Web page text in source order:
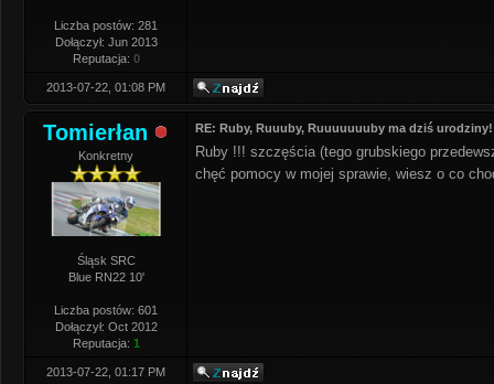
Liczba postów: 281
Dołączył: Jun 2013
Reputacja: 0
2013-07-22, 01:08 PM
Tomierłan
Konkretny
Śląsk SRC
Blue RN22 10'
Liczba postów: 601
Dołączył: Oct 2012
Reputacja: 1
RE: Ruby, Ruuuby, Ruuuuuuuby ma dziś
Ruby !!! szczęścia (tego grubskiego
chęć pomocy w mojej sprawie, wiesz o co
2013-07-22, 01:17 PM